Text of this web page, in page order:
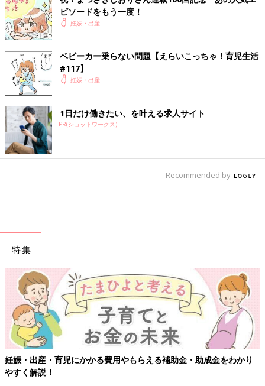
ピソードをもう一度！
妊娠・出産
ベビーカー乗らない問題【えらいこっちゃ！育児生活
#117】
妊娠・出産
1日だけ働きたい、を叶える求人サイト
PR(ショットワークス)
Recommended by
特集
妊娠・出産・育児にかかる費用やもらえる補助金・助成金をわかり
やすく解説！